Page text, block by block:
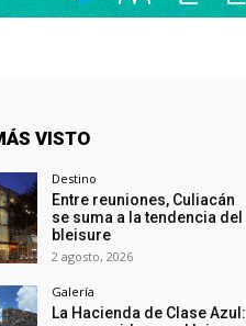
VISTO
Destino
Entre reuniones, Culiacán
se suma a la tendencia del
bleisure
2 agosto, 2026
Galería
La Hacienda de Clase Azul: